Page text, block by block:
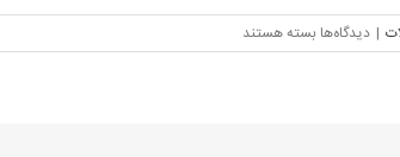
| دیدگاه‌ها برای
ریموت
بسته هستند